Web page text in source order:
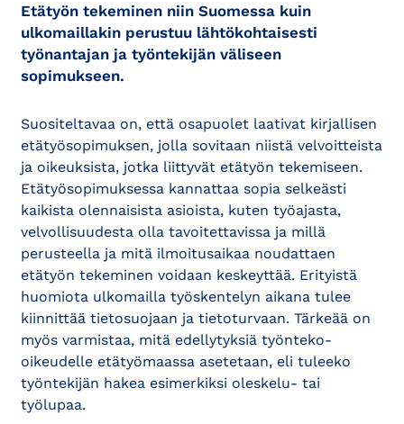
Etätyön tekeminen niin Suomessa kuin
ulkomaillakin perustuu lähtökohtaisesti
työnantajan ja työntekijän väliseen
sopimukseen.
Suositeltavaa on, että osapuolet laativat kirjallisen
etätyösopimuksen, jolla sovitaan niistä velvoitteista
ja oikeuksista, jotka liittyvät etätyön tekemiseen.
Etätyösopimuksessa kannattaa sopia selkeästi
kaikista olennaisista asioista, kuten työajasta,
velvollisuudesta olla tavoitettavissa ja millä
perusteella ja mitä ilmoitusaikaa noudattaen
etätyön tekeminen voidaan keskeyttää. Erityistä
huomiota ulkomailla työskentelyn aikana tulee
kiinnittää tietosuojaan ja tietoturvaan. Tärkeää on
myös varmistaa, mitä edellytyksiä työnteko-
oikeudelle etätyömaassa asetetaan, eli tuleeko
työntekijän hakea esimerkiksi oleskelu- tai
työlupaa.